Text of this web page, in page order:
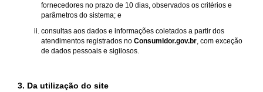
fornecedores no prazo de 10 dias, observados os critérios e
parâmetros do sistema; e
consultas aos dados e informações coletados a partir dos
atendimentos registrados no Consumidor.gov.br , com exceção
de dados pessoais e sigilosos.
3. Da utilização do site